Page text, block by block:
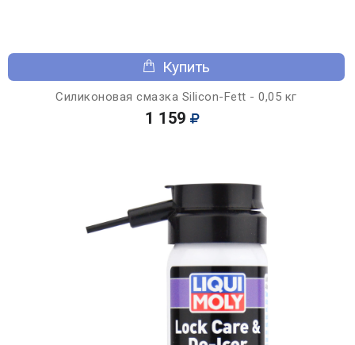
Купить
Силиконовая смазка Silicon-Fett - 0,05 кг
1 159